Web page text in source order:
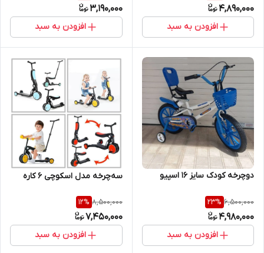
4,890,000
افزودن به سبد
3,190,000
افزودن به سبد
دوچرخه کودک سایز 16 اسپیو
6,500,000
23%
4,980,000
افزودن به سبد
سه‌چرخه مدل اسکوچی ۶ کاره
8,500,000
12%
7,450,000
افزودن به سبد